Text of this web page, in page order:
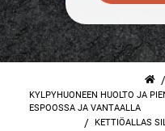
/
KYLPYHUONEEN HUOLTO JA
ESPOOSSA JA VANTAALLA
/ KETTIÖALLAS